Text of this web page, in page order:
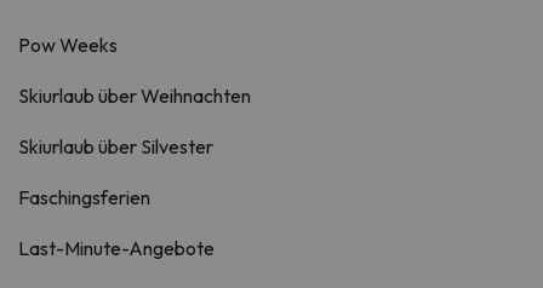
Pow Weeks
Skiurlaub über Weihnachten
Skiurlaub über Silvester
Faschingsferien
Last-Minute-Angebote